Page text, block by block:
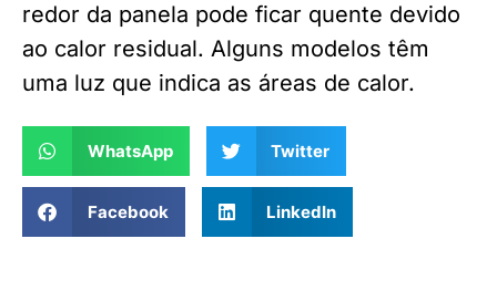
redor da panela pode ficar quente devido
ao calor residual. Alguns modelos têm
uma luz que indica as áreas de calor.
WhatsApp Twitter
Facebook LinkedIn